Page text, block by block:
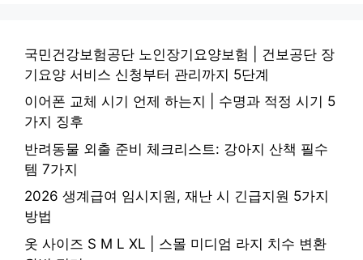
국민건강보험공단 노인장기요양보험 | 건보공단 장
기요양 서비스 신청부터 관리까지 5단계
이어폰 교체 시기 언제 하는지 | 수명과 적정 시기 5
가지 징후
반려동물 외출 준비 체크리스트: 강아지 산책 필수
템 7가지
2026 생계급여 임시지원, 재난 시 긴급지원 5가지
방법
옷 사이즈 S M L XL | 스몰 미디엄 라지 치수 변환